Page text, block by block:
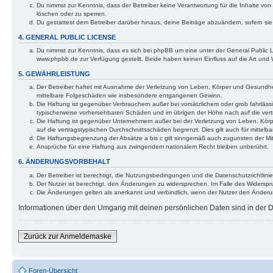
Du nimmst zur Kenntnis, dass der Betreiber keine Verantwortung für die Inhalte
löschen oder zu sperren.
Du gestattest dem Betreiber darüber hinaus, deine Beiträge abzuändern, sofern
4. GENERAL PUBLIC LICENSE
Du nimmst zur Kenntnis, dass es sich bei phpBB um eine unter der General
www.phpbb.de zur Verfügung gestellt. Beide haben keinen Einfluss auf die Art
5. GEWÄHRLEISTUNG
Der Betreiber haftet mit Ausnahme der Verletzung von Leben, Körper und
mittelbare Folgeschäden wie insbesondere entgangenen Gewinn.
Die Haftung ist gegenüber Verbrauchern außer bei vorsätzlichem oder grob
typischerweise vorhersehbaren Schäden und im übrigen der Höhe nach auf die
Die Haftung ist gegenüber Unternehmern außer bei der Verletzung von Leben,
auf die vertragstypischen Durchschnittsschäden begrenzt. Dies gilt auch für
Die Haftungsbegrenzung der Absätze a bis c gilt sinngemäß auch zugunsten der
Ansprüche für eine Haftung aus zwingendem nationalem Recht bleiben unberührt.
6. ÄNDERUNGSVORBEHALT
Der Betreiber ist berechtigt, die Nutzungsbedingungen und die
Der Nutzer ist berechtigt, den Änderungen zu widersprechen. Im Falle des
Die Änderungen gelten als anerkannt und verbindlich, wenn der Nutzer den
Informationen über den Umgang mit deinen persönlichen Daten sind in der
Zurück zur Anmeldemaske
Foren-Übersicht